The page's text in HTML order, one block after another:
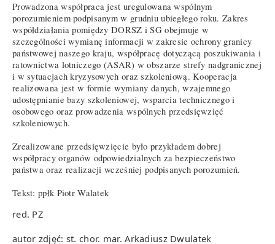
Prowadzona współpraca jest uregulowana wspólnym
porozumieniem podpisanym w grudniu ubiegłego roku. Zakres
współdziałania pomiędzy DORSZ i SG obejmuje w
szczególności wymianę informacji w zakresie ochrony granicy
państwowej naszego kraju, współpracę dotyczącą poszukiwania i
ratownictwa lotniczego (ASAR) w obszarze strefy nadgranicznej
i w sytuacjach kryzysowych oraz szkoleniową. Kooperacja
realizowana jest w formie wymiany danych, wzajemnego
udostępnianie bazy szkoleniowej, wsparcia technicznego i
osobowego oraz prowadzenia wspólnych przedsięwzięć
szkoleniowych.
Zrealizowane przedsięwzięcie było przykładem dobrej
współpracy organów odpowiedzialnych za bezpieczeństwo
państwa oraz realizacji wcześniej podpisanych porozumień.
Tekst: ppłk Piotr Walatek
red. PZ
autor zdjęć: st. chor. mar. Arkadiusz Dwulatek